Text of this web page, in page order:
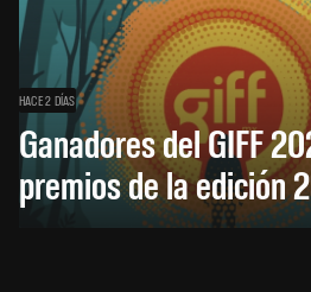
HACE 2 DÍAS
Ganadores del GIFF
premios de la edición